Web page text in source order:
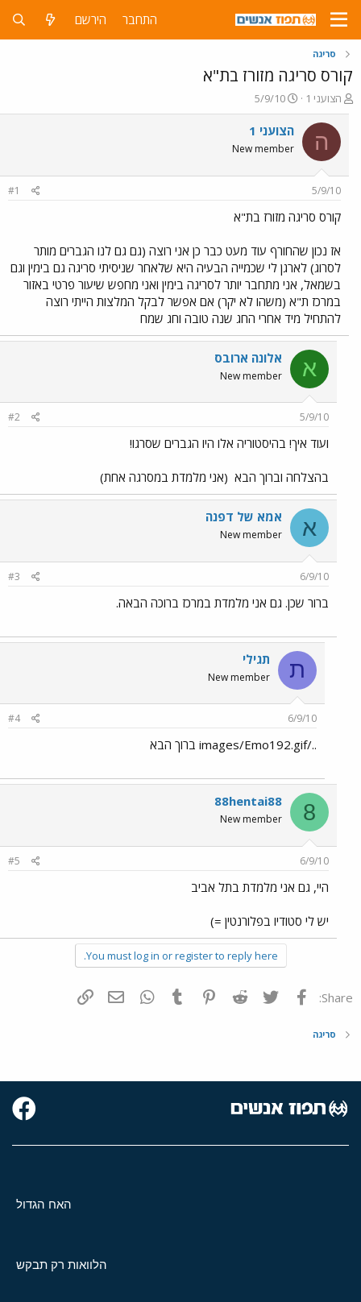
התחבר הירשם
סריגה
קורס סריגה מזורז בת"א
פ
ו
ת
ח
ה
ו
ש
א
הצועני 1
פ
ו
ר
ם
ר
5/9/10
ה הצועני 1
New member
5/9/10
#1
קורס סריגה מזורז בת"א
אז נכון שהחורף עוד מעט כבר כן אני רוצה (גם גם לנו הגברים מותר
לסרוג) לארגן לי שכמייה הבעיה היא שלאחר שניסיתי סריגה גם בימין וגם
בשמאל, אני מתחבר יותר לסריגה בימין ואני מחפש שיעור פרטי באזור
במרכז ת"א (משהו לא יקר) אם אפשר לבקל המלצות הייתי רוצה
להתחיל מיד אחרי החג שנה טובה וחג שמח
א אלונה ארובס
New member
5/9/10
#2
ועוד איך! בהיסטוריה אלו היו הגברים שסרגו!
בהצלחה וברוך הבא (אני מלמדת במסרגה אחת)
א אמא של דפנה
New member
6/9/10
#3
ברור שכן. גם אני מלמדת במרכז ברוכה הבאה.
ת תגילי
New member
6/9/10
#4
../images/Emo192.gif ברוך הבא
8
88hentai88
New member
6/9/10
#5
היי, גם אני מלמדת בתל אביב
יש לי סטודיו בפלורנטין =)
You must log in or register to reply here.
Share: פייסבוק Twitter
Reddit
Pinterest
Tumblr
WhatsAppדואר אלקטרוני
סריגה
האח הגדול
הלוואות רק תבקש